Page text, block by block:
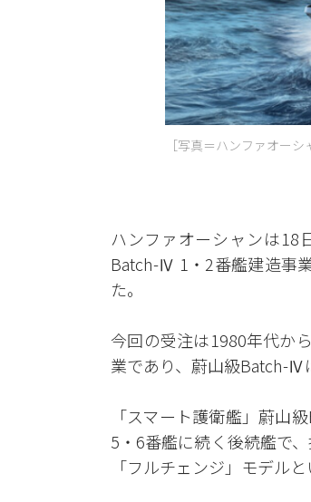
［写真＝ハンファオーシ
ハンファオーシャンは18
Batch-Ⅳ 1・2番艦建造事
た。
今回の受注は1980年代か
業であり、蔚山級Batch-Ⅳ
「スマート護衛艦」蔚
5・6番艦に続く後続艦で
「フルチェンジ」モデルと